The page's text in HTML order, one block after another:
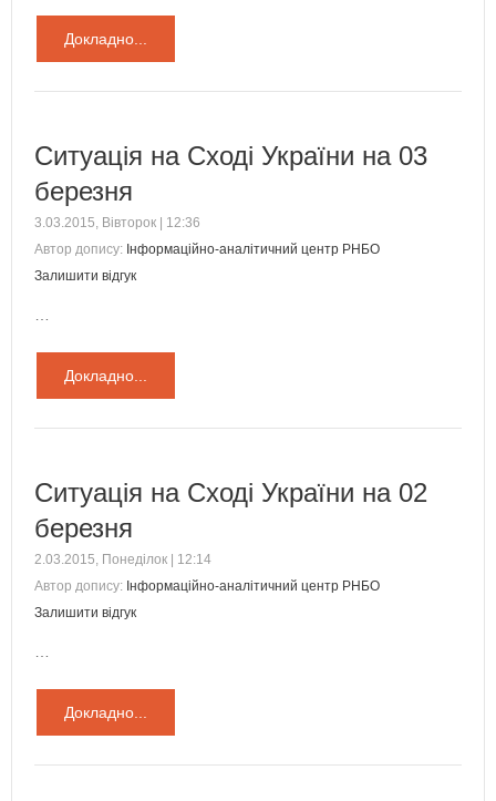
Докладно...
Ситуація на Сході України на 03
березня
3.03.2015, Вівторок | 12:36
Автор допису: Інформаційно-аналітичний центр РНБО
Залишити відгук
Докладно...
Ситуація на Сході України на 02
березня
2.03.2015, Понеділок | 12:14
Автор допису: Інформаційно-аналітичний центр РНБО
Залишити відгук
Докладно...